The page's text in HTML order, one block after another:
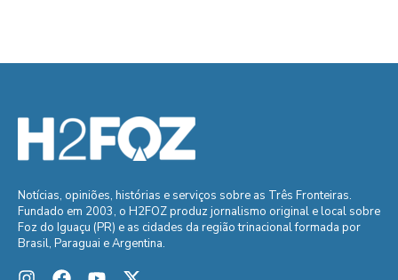
Notícias, opiniões, histórias e serviços sobre as Três Fronteiras.
Fundado em 2003, o H2FOZ produz jornalismo original e local sobre
Foz do Iguaçu (PR) e as cidades da região trinacional formada por
Brasil, Paraguai e Argentina.